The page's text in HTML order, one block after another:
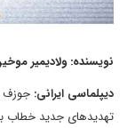
نویسنده: ولادیمیر
دیپلماسی ایرانی: جوزف
تهدیدهای جدید خطاب